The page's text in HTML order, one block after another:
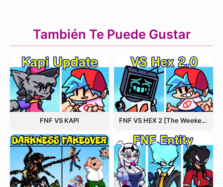
También Te Puede Gustar
FNF VS KAPI FNF VS HEX 2 [The Weekend Update]